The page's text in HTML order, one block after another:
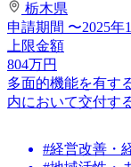
栃木県
申請期間 〜2025年
上限金額
804万円
多面的機能を有す
内において交付す
#経営改善・